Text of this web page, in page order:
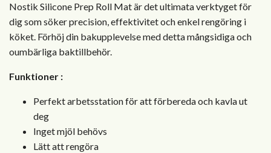
Nostik Silicone Prep Roll Mat är det ultimata verktyget för
dig som söker precision, effektivitet och enkel rengöring i
köket. Förhöj din bakupplevelse med detta mångsidiga och
oumbärliga baktillbehör.
Funktioner :
Perfekt arbetsstation för att förbereda och kavla ut
deg
Inget mjöl behövs
Lätt att rengöra